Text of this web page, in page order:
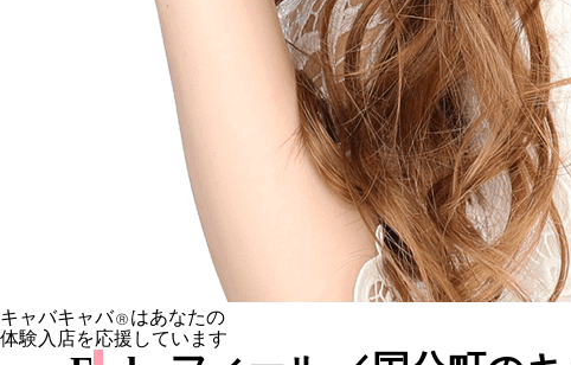
キャバキャバⓇ はあなたの
体験入店を応援しています